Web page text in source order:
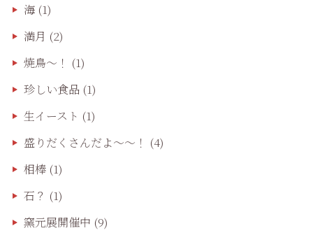
海(1)
満月 (2)
焼鳥〜！ (1)
珍しい食品(1)
生イースト (1)
盛りだくさんだよ〜〜！ (4)
相棒(1)
石？ (1)
窯元展開催中 (9)